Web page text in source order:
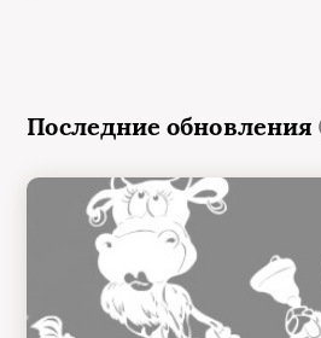
Последние обновления